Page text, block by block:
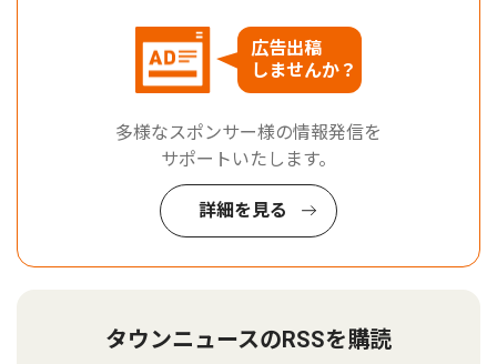
広告出稿
しませんか？
多様なスポンサー様の情報発信を
サポートいたします。
詳細を見る
タウンニュースのRSSを購読